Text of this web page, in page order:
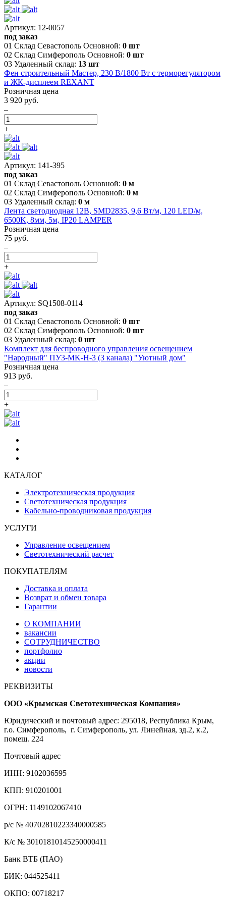
Артикул: 12-0057
под заказ
01 Склад Севастополь Основной: 0 шт
02 Склад Симферополь Основной: 0 шт
03 Удаленный склад: 13 шт
Фен строительный Мастер, 230 В/1800 Вт с терморегулятором
и ЖК-дисплеем REXANT
Розничная цена
3 920 руб.
–
+
Артикул: 141-395
под заказ
01 Склад Севастополь Основной: 0 м
02 Склад Симферополь Основной: 0 м
03 Удаленный склад: 0 м
Лента светодиодная 12В, SMD2835, 9,6 Вт/м, 120 LED/м,
6500K, 8мм, 5м, IP20 LAMPER
Розничная цена
75 руб.
–
+
Артикул: SQ1508-0114
под заказ
01 Склад Севастополь Основной: 0 шт
02 Склад Симферополь Основной: 0 шт
03 Удаленный склад: 0 шт
Комплект для беспроводного управления освещением
"Народный" ПУ3-МK-Н-3 (3 канала) "Уютный дом"
Розничная цена
913 руб.
–
+
КАТАЛОГ
Электротехническая продукция
Светотехническая продукция
Кабельно-проводниковая продукция
УСЛУГИ
Управление освещением
Светотехнический расчет
ПОКУПАТЕЛЯМ
Доставка и оплата
Возврат и обмен товара
Гарантии
О КОМПАНИИ
вакансии
СОТРУДНИЧЕСТВО
портфолио
акции
новости
РЕКВИЗИТЫ
ООО «Крымская Светотехническая Компания»
Юридический и почтовый адрес: 295018, Республика Крым,
г.о. Симферополь, г. Симферополь, ул. Линейная, зд.2, к.2,
помещ. 224
Почтовый адрес
ИНН: 9102036595
КПП: 910201001
ОГРН: 1149102067410
р/с № 40702810223340000585
К/с № 30101810145250000411
Банк ВТБ (ПАО)
БИК: 044525411
ОКПО: 00718217